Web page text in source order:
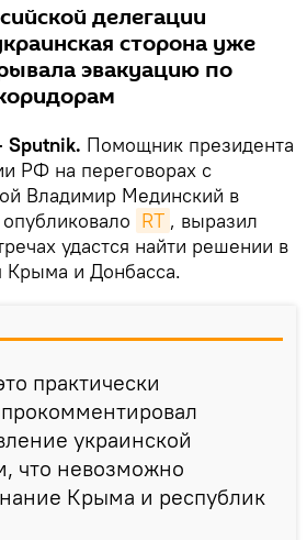
делегации
сторона уже
эвакуацию по
Помощник президента
РФ на переговорах с
Владимир Мединский в
RT , выразил
удастся найти решении в
Крыма и Донбасса.
практически
украинской
что невозможно
Крыма и республик